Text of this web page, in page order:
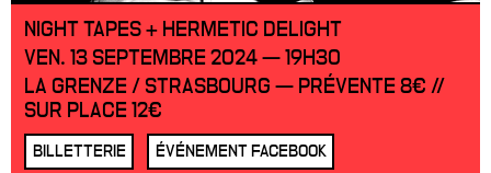
NIGHT TAPES + HERMETIC DELIGHT
VEN. 13 SEPTEMBRE 2024 — 19H30
LA GRENZE / STRASBOURG — PRÉVENTE 8€ //
SUR PLACE 12€
BILLETTERIE ÉVÉNEMENT FACEBOOK